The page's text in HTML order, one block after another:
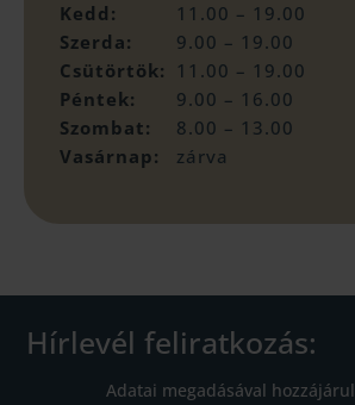
Kedd:
11.00 – 19.00
Szerda:
9.00 – 19.00
Csütörtök:
11.00 – 19.00
Péntek:
9.00 – 16.00
Szombat:
8.00 – 13.00
Vasárnap:
zárva
Hírlevél feliratkozás:
Adatai megadásával hozzájárul